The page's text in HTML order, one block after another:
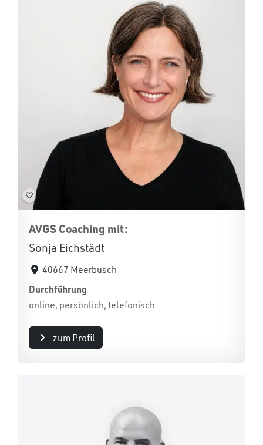
AVGS Coaching mit:
Sonja Eichstädt
40667 Meerbusch
Durchführung
online, persönlich, telefonisch
zum Profil